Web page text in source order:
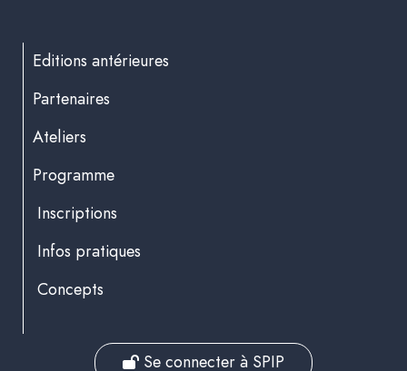
Editions antérieures
Partenaires
Ateliers
Programme
Inscriptions
Infos pratiques
Concepts
Se connecter à SPIP